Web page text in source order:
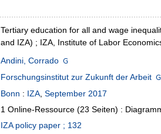
Tertiary education for all and wage
and IZA) ; IZA, Institute of Labor
Andini, Corrado
Forschungsinstitut zur Zukunft der Arbeit
Bonn : IZA, September 2017
1 Online-Ressource (23 Seiten) :
IZA policy paper ; 132